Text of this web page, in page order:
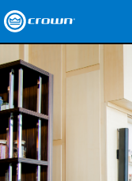
产品
应用领域
网络音频传输
哪里购买